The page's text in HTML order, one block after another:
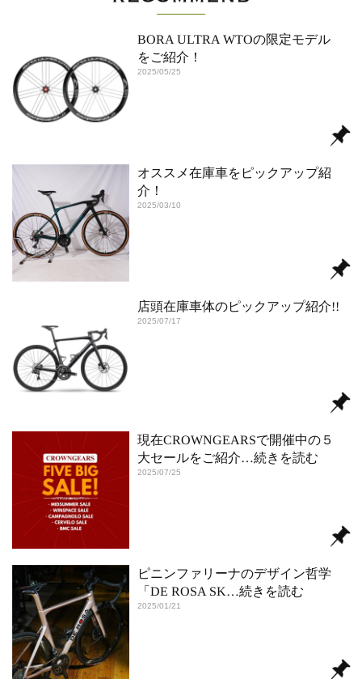
BORA ULTRA WTOの限定モデル
をご紹介！
2025/05/25
オススメ在庫車をピックアップ紹
介！
2025/03/10
店頭在庫車体のピックアップ紹介!!
2025/07/17
現在CROWNGEARSで開催中の５
大セールをご紹介…続きを読む
2025/07/25
ピニンファリーナのデザイン哲学
「DE ROSA SK…続きを読む
2025/01/21